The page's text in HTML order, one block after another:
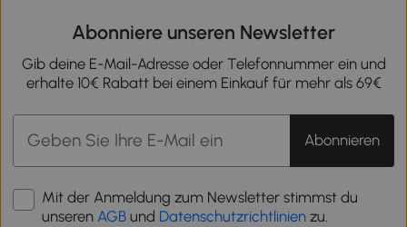
Abonniere unseren Newsletter
Gib deine E-Mail-Adresse oder Telefonnummer ein und
erhalte 10€ Rabatt bei einem Einkauf für mehr als 69€
Abonnieren
Mit der Anmeldung zum Newsletter stimmst du
unseren AGB und Datenschutzrichtlinien zu.